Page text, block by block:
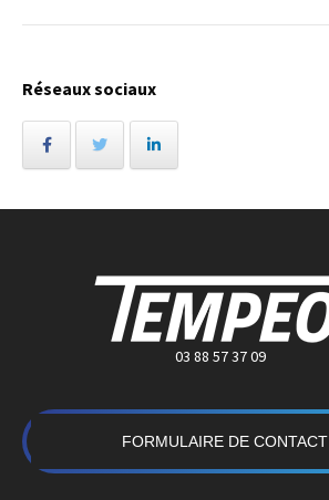
Réseaux sociaux
03 88 57 37 09
FORMULAIRE DE CONTACT